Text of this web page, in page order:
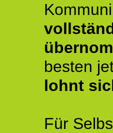
besten
lohnt
Für